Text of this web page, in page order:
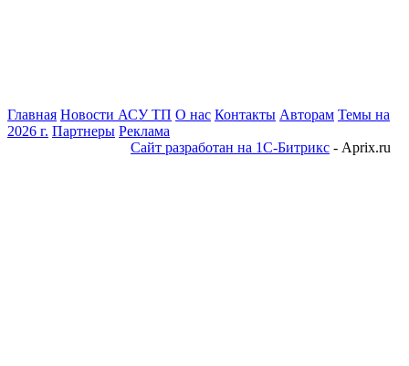
Главная Новости АСУ ТП О нас Контакты Авторам Темы на
2026 г. Партнеры Реклама
Сайт разработан на 1С-Битрикс - Aprix.ru